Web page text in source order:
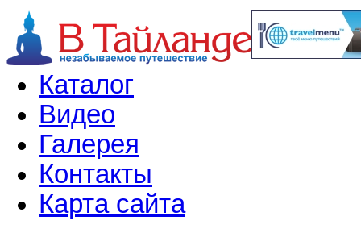
Каталог
Видео
Галерея
Контакты
Карта сайта